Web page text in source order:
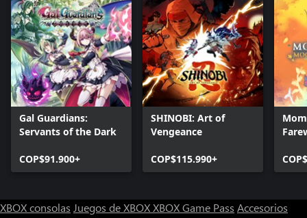
Gal Guardians:
Servants of the Dark
COP$91.900+
SHINOBI: Art of
Vengeance
COP$115.990+
XBOX consolas Juegos de XBOXXBOX Game Pass Accesorios